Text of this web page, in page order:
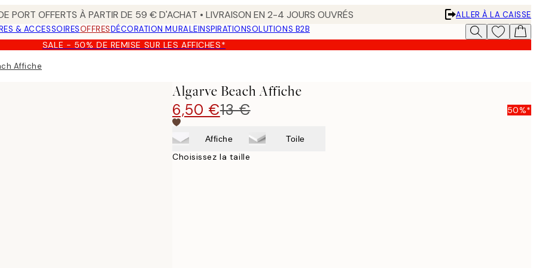
PORT OFFERTS À PARTIR DE 59 € D'ACHAT • LIVRAISON EN 2-4 JOURS OUVRÉS
ALLER À LA CAISSE
& ACCESSOIRESOFFRESDÉCORATION MURALEINSPIRATIONSOLUTIONS B2B
SALE - 50% DE REMISE SUR LES AFFICHES*
Affiche
Algarve Beach Affiche
6,50 €13 € 50%*
Affiche Toile
Choisissez la taille